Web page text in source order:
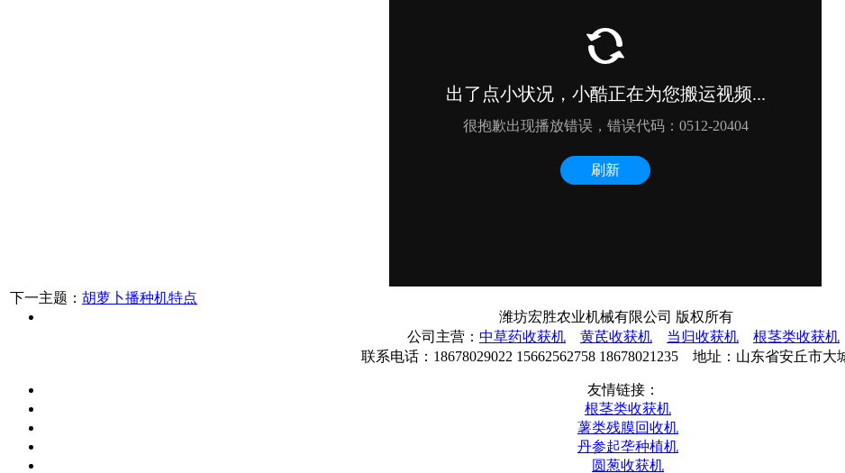
下一主题： 胡萝卜播种机特点
潍坊宏胜农业机械有限公司 版权所有
公司主营： 中草药收获机 黄芪收获机 当归收获机
根茎类收获机
联系电话：18678029022 15662562758 18678021235 地址：山东省安丘市大
友情链接：
根茎类收获机
薯类残膜回收机
丹参起垄种植机
圆葱收获机